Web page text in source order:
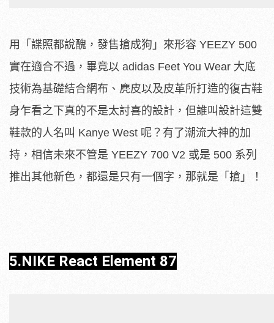
用「諜照都說醜，發售搶成狗」來形容 YEEZY 500
實在適合不過，畢竟以 adidas Feet You Wear 大底
技術為基礎結合網布、麂皮以及皮革所打造的復古鞋
身乍看之下真的不是太討喜的設計，但誰叫設計這雙
鞋款的人名叫 Kanye West 呢？有了潮流大神的加
持，相信未來不管是 YEEZY 700 V2 或是 500 系列
推出其他新色，都還是只有一個字，那就是「搶」！
5.NIKE React Element 87